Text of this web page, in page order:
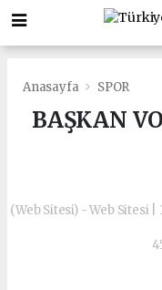
Anasayfa SPOR
BAŞKAN
(Web Sitesi) - Web Sitesi |